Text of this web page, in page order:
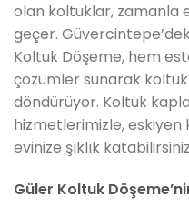
olan koltuklar, zamanla
geçer.
Koltuk Döşeme, hem
çözümler sunarak
döndürüyor. Koltuk
hizmetlerimizle, eskiyen
evinize şıklık
Güler Koltuk